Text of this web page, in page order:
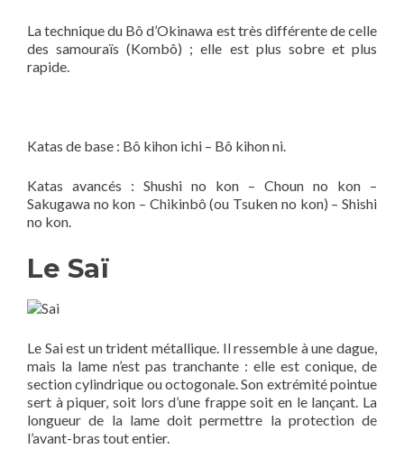
La technique du Bô d’Okinawa est très différente de celle
des samouraïs (Kombô) ; elle est plus sobre et plus
rapide.
Katas de base : Bô kihon ichi – Bô kihon ni.
Katas avancés : Shushi no kon – Choun no kon –
Sakugawa no kon – Chikinbô (ou Tsuken no kon) – Shishi
no kon.
Le Saï
Le Sai est un trident métallique. Il ressemble à une dague,
mais la lame n’est pas tranchante : elle est conique, de
section cylindrique ou octogonale. Son extrémité pointue
sert à piquer, soit lors d’une frappe soit en le lançant. La
longueur de la lame doit permettre la protection de
l’avant-bras tout entier.